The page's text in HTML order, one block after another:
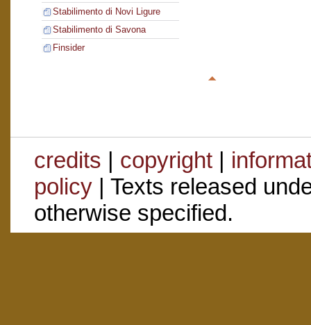
Stabilimento di Novi Ligure
Stabilimento di Savona
Finsider
credits | copyright|
policy| Texts released
otherwise specified.